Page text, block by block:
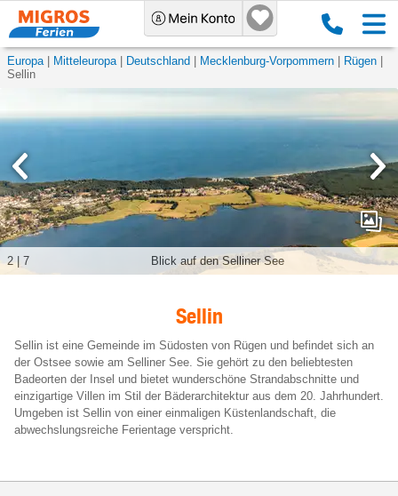
Europa Mitteleuropa Deutschland Mecklenburg-Vorpommern
Rügen
Sellin
Blick auf den Selliner See
2 7
Sellin
Sellin ist eine Gemeinde im Südosten von Rügen und befindet sich an
der Ostsee sowie am Selliner See. Sie gehört zu den beliebtesten
Badeorten der Insel und bietet wunderschöne Strandabschnitte und
einzigartige Villen im Stil der Bäderarchitektur aus dem 20. Jahrhundert.
Umgeben ist Sellin von einer einmaligen Küstenlandschaft, die
abwechslungsreiche Ferientage verspricht.